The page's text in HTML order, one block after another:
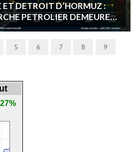
ET DETROIT D’HORMUZ :
PETROLIER DEMEURE
RAPPORT AUX CONFLITS
5 6 7 8 9